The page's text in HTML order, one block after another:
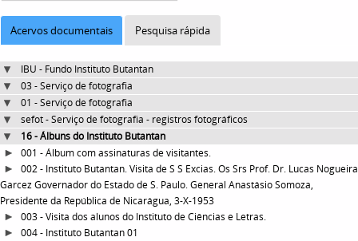
Acervos documentais Pesquisa rápida
IBU - Fundo Instituto Butantan
03 - Serviço de fotografia
01 - Serviço de fotografia
sefot - Serviço de fotografia - registros fotográficos
16 - Álbuns do Instituto Butantan
001 - Álbum com assinaturas de visitantes.
002 - Instituto Butantan. Visita de S S Excias. Os Srs Prof. Dr. Lucas Nogueira
Garcez Governador do Estado de S. Paulo. General Anastásio Somoza,
Presidente da República de Nicarágua, 3-X-1953
003 - Visita dos alunos do Instituto de Ciências e Letras.
004 - Instituto Butantan 01